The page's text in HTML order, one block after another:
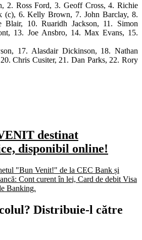
2. Ross Ford, 3. Geoff Cross, 4. Richie
(c), 6. Kelly Brown, 7. John Barclay, 8.
10. Ruaridh Jackson, 11. Simon
13. Joe Ansbro, 14. Max Evans, 15.
17. Alasdair Dickinson, 18. Nathan
Chris Cusiter, 21. Dan Parks, 22. Rory
destinat
disponibil online!
"Bun Venit!" de la CEC Bank și
Cont curent în lei, Card de debit Visa
Banking.​
Distribuie-l către